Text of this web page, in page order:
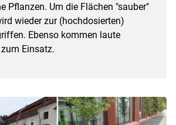
Pflanzen. Um die Flächen "sauber"
wieder zur (hochdosierten)
Ebenso kommen laute
Einsatz.